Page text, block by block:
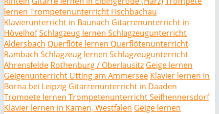
lernen Trompetenunterricht Fischbachau
Klavierunterricht in Baunach Gitarrenunterricht in
HövelhofSchlagzeug lernen Schlagzeugunterricht
Aldersbach Querflöte lernen Querflötenunterricht
Rambach Schlagzeug lernen Schlagzeugunterricht
Ahrensfelde Rothenburg / Oberlausitz Geige lernen
Geigenunterricht Utting am Ammersee Klavier lernen in
Borna bei Leipzig Gitarrenunterricht in Daaden
Trompete lernen Trompetenunterricht Seifhennersdorf
Klavier lernen in Kamen, Westfalen Geige lernen